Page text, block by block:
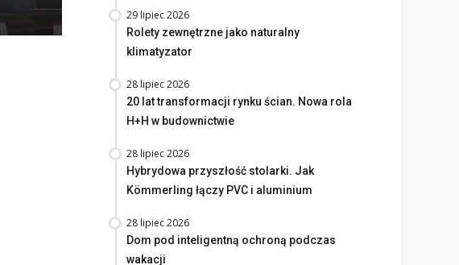
13 lipiec 202629 lipiec 2026
Rolety zewnętrzne jako naturalny
klimatyzator
28 lipiec 2026
20 lat transformacji rynku ścian. Nowa rola
H+H w budownictwie
28 lipiec 2026
Hybrydowa przyszłość stolarki. Jak
Kömmerling łączy PVC i aluminium
28 lipiec 2026
Dom pod inteligentną ochroną podczas
wakacji